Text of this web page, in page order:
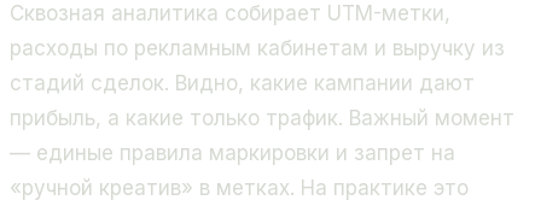
Сквозная аналитика собирает UTM-метки,
расходы по рекламным кабинетам и выручку из
стадий сделок. Видно, какие кампании дают
прибыль, а какие только трафик. Важный момент
— единые правила маркировки и запрет на
«ручной креатив» в метках. На практике это